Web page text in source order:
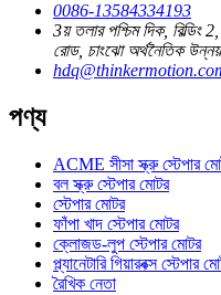
0086-13584334193
3য় তলার পশ্চিম দিক, বিল্ডিং
রোড, চাংঝো অর্থনৈতিক
পণ্য
ACME সীসা স্ক্রু স্টেপার
বল স্ক্রু স্টেপার মোটর
স্টেপার মোটর
ফাঁপা খাদ স্টেপার মোটর
ক্লোজড-লুপ স্টেপার মোটর
প্ল্যানেটারি গিয়ারবক্স স্টেপার
রৈখিক নেতা